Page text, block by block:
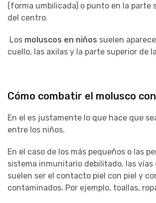
(forma umbilicada) o punto en la parte
del centro.
Los moluscos en niños suelen
cuello, las axilas y la parte superior de
Cómo combatir el molusco
En el es justamente lo que hace que
entre los niños.
En el caso de los más pequeños o las
sistema inmunitario debilitado, las vías
suelen ser el contacto piel con piel y
contaminados. Por ejemplo, toallas,